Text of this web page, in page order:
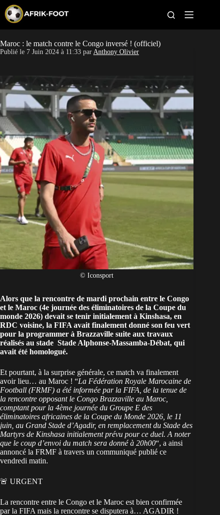
p
t
o
c
t
e
t
CAN féminine
Pays
Clubs
Classement
Paris sportifs
Maroc : le match contre le Congo inversé ! (officiel)
Publié le 7 Juin 2024 à 11:33 par Anthony Olivier
© Iconsport
Alors que la rencontre de mardi prochain entre le Congo
et le Maroc (4e journée des éliminatoires de la Coupe du
monde 2026) devait se tenir initialement à Kinshasa, en
RDC voisine, la FIFA avait finalement donné son feu vert
pour la programmer à Brazzaville suite aux travaux
réalisés au stade Stade Alphonse-Massamba-Débat, qui
avait été homologué.
Et pourtant, à la surprise générale, ce match va finalement
avoir lieu… au Maroc ! “La Fédération Royale Marocaine de
Football (FRMF) a été informée par la FIFA, de la tenue de
la rencontre opposant le Congo Brazzaville au Maroc,
comptant pour la 4ème journée du Groupe E des
éliminatoires africaines de la Coupe du Monde 2026, le 11
juin, au Grand Stade d’Agadir, en remplacement du Stade des
Martyrs de Kinshasa initialement prévu pour ce duel. A noter
que le coup d’envoi du match sera donné à 20h00“, a ainsi
annoncé la FRMF à travers un communiqué publié ce
vendredi matin.
🚨 URGENT
La rencontre entre le Congo et le Maroc est bien confirmée
par la FIFA mais la rencontre se disputera à… AGADIR !